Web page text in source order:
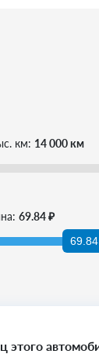
км: 14 000 км
69.84 ₽
этого